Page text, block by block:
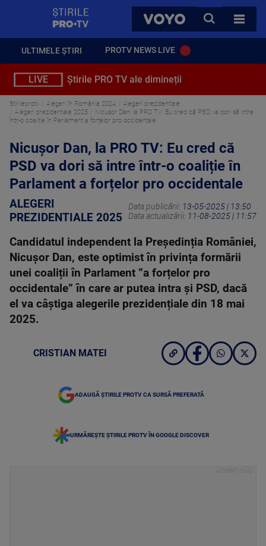
VOYO
CAUTA
TOATE
ULTIMELE ȘTIRI PROTV NEWS LIVE
LIVE Știrile PRO TV ale dimineții
Stirileprotv Alegeri în România 2024
Alegeri prezidentiale
Alegeri prezidentiale 2025
Nicușor Dan, la PRO TV: Eu cred că PSD va dori să intre
într-o coaliție în Parlament a forțelor pro occidentale
Nicușor Dan, la PRO TV: Eu cred că
PSD va dori să intre într-o coaliție în
Parlament a forțelor pro occidentale
ALEGERI
PREZIDENTIALE 2025
Data publicării: 13-05-2025 | 13:50
Data actualizării: 11-08-2025 | 11:57
Candidatul independent la Președinția României,
Nicușor Dan, este optimist în privința formării
unei coaliții în Parlament ”a forțelor pro
occidentale” în care ar putea intra și PSD, dacă
el va câștiga alegerile prezidențiale din 18 mai
2025.
CRISTIAN MATEI
ADAUGĂ ȘTIRILE PROTV CA SURSĂ PREFERATĂ
URMĂREȘTE ȘTIRILE PROTV ÎN GOOGLE DISCOVER